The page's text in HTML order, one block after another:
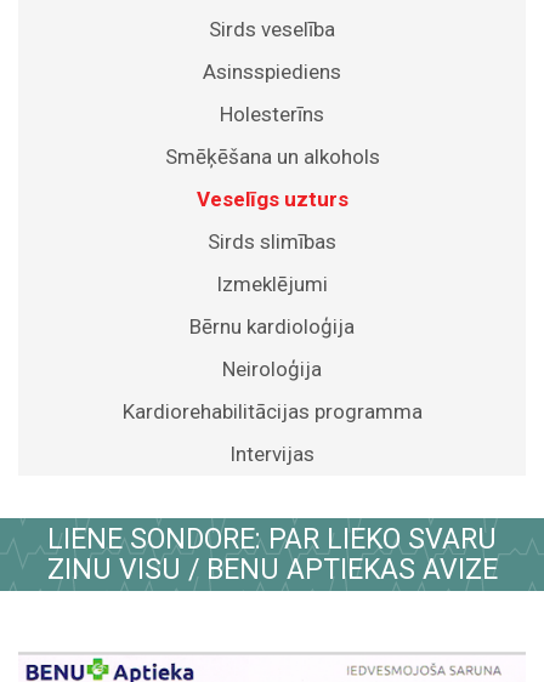
Sirds veselība
Asinsspiediens
Holesterīns
Smēķēšana un alkohols
Veselīgs uzturs
Sirds slimības
Izmeklējumi
Bērnu kardioloģija
Neiroloģija
Kardiorehabilitācijas programma
Intervijas
LIENE SONDORE: PAR LIEKO SVARU
ZINU VISU / BENU APTIEKAS AVIZE